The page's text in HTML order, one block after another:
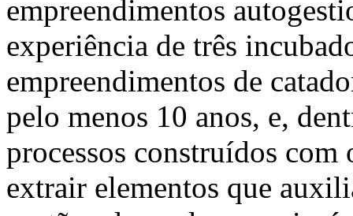
empreendimentos
experiência de três
empreendimentos de
pelo menos 10 anos, e,
processos construídos com
extrair elementos que